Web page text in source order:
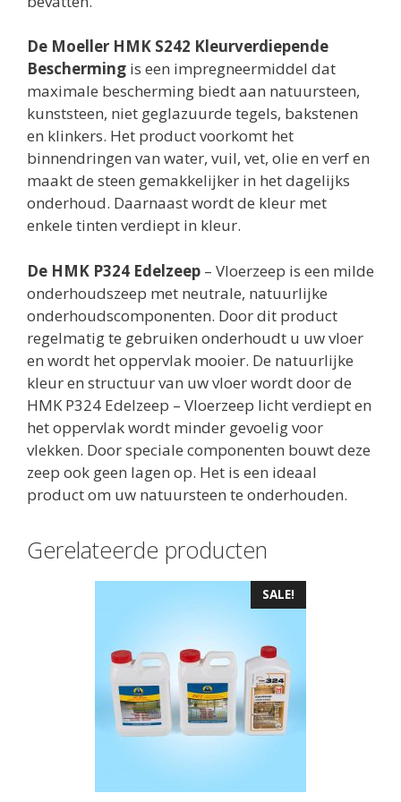
De Moeller HMK S242 Kleurverdiepende
Bescherming is een impregneermiddel dat
maximale bescherming biedt aan natuursteen,
kunststeen, niet geglazuurde tegels, bakstenen
en klinkers. Het product voorkomt het
binnendringen van water, vuil, vet, olie en verf en
maakt de steen gemakkelijker in het dagelijks
onderhoud. Daarnaast wordt de kleur met
enkele tinten verdiept in kleur.
De HMK P324 Edelzeep – Vloerzeep is een milde
onderhoudszeep met neutrale, natuurlijke
onderhoudscomponenten. Door dit product
regelmatig te gebruiken onderhoudt u uw vloer
en wordt het oppervlak mooier. De natuurlijke
kleur en structuur van uw vloer wordt door de
HMK P324 Edelzeep – Vloerzeep licht verdiept en
het oppervlak wordt minder gevoelig voor
vlekken. Door speciale componenten bouwt deze
zeep ook geen lagen op. Het is een ideaal
product om uw natuursteen te onderhouden.
Gerelateerde producten
SALE!